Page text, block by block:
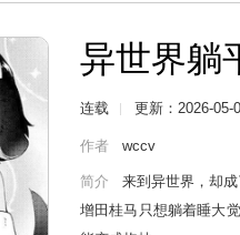
异世界躺
连载 更新：2026-05-
作者 wccv
简介
来到异世界，却
增田桂马只想躺着睡大